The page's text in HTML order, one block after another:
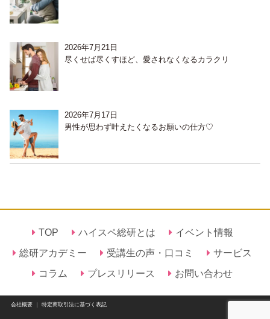
2026年7月21日
尽くせば尽くすほど、愛されなくなるカラクリ
2026年7月17日
男性が思わず叶えたくなるお願いの仕方♡
TOP ハイスペ総研とは
イベント情報
総研アカデミー
受講生の声・口コミ
サービス
コラム
プレスリリース お問い合わせ
会社概要｜ 特定商取引法に基づく表記